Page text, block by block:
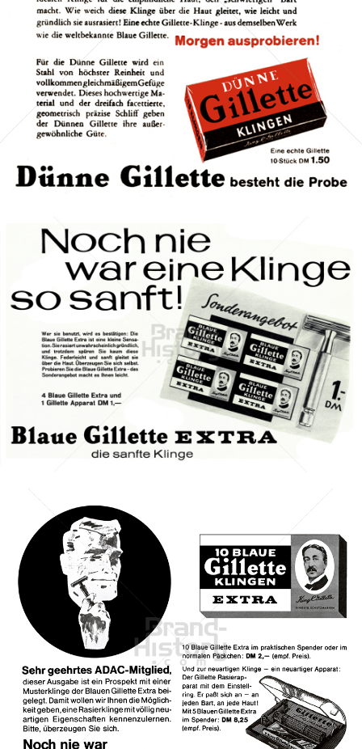
Bild-ID: 41333
Gillette Gillette-Gruppe Österreich GmbH 1961
Gillette Gillette-Gruppe Österreich GmbH 1961